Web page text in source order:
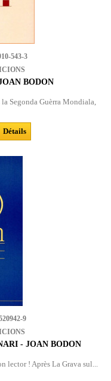
543-3
BODON
Segonda Guèrra Mondiala,
Détails
9
- JOAN BODON
lector ! Après La Grava sul...